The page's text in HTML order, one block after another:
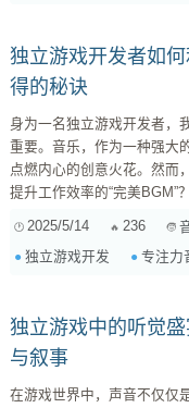
独立游戏开发者如
得的秘诀
身为一名独立游戏开发者，
重要。音乐，作为一种强大
点燃内心的创意火花。然而
提升工作效率的“完美BGM”
天，我想结合我自身的需求
求，又能激发创作灵感的AI
发。 需求分析：独立游戏开发者的音乐DNA 首先，我们需要明确独立游戏
2025/5/14 236
独立游戏开发
专注力
独立游戏中的听觉
与叙事
在游戏世界中，声音不仅仅